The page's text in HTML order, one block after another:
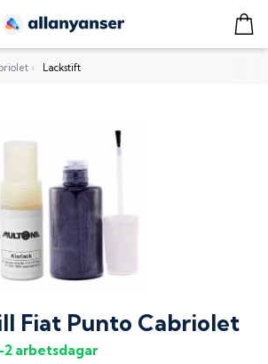
› Lackstift
Fiat Punto Cabriolet
2 arbetsdagar